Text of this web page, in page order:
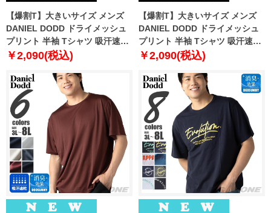
【爆割T】大きいサイズ メンズ
DANIEL DODD ドライメッシュ
プリント 半袖 Tシャツ 吸汗速乾
春夏新作 tjt-2602dry3 【fre】
￥2,090(税込)
【爆割T】大きいサイズ メンズ
DANIEL DODD ドライメッシュ
プリント 半袖 Tシャツ 吸汗速乾
春夏新作 tjt-2602dry4 【fre】
￥2,090(税込)